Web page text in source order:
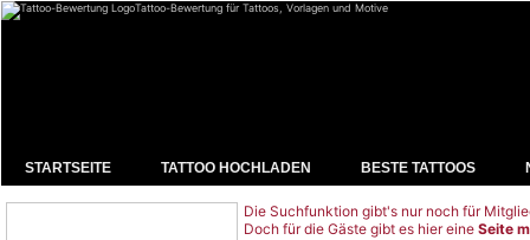
Tattoo-Bewertung für Tattoos, Vorlagen und Motive
STARTSEITE TATTOO HOCHLADEN BESTE TATTOOS
Die Suchfunktion gibt's nur noch für
Doch für die Gäste gibt es hier eine Seite